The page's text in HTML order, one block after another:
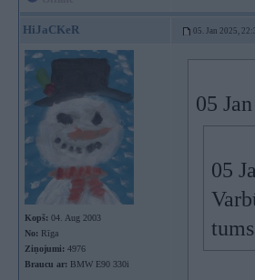
HiJaCKeR 05. Jan 2025,
Kopš: 04. Aug 2003
No: Rīga
Ziņojumi: 4976
Braucu ar: BMW E90 330i
05
05